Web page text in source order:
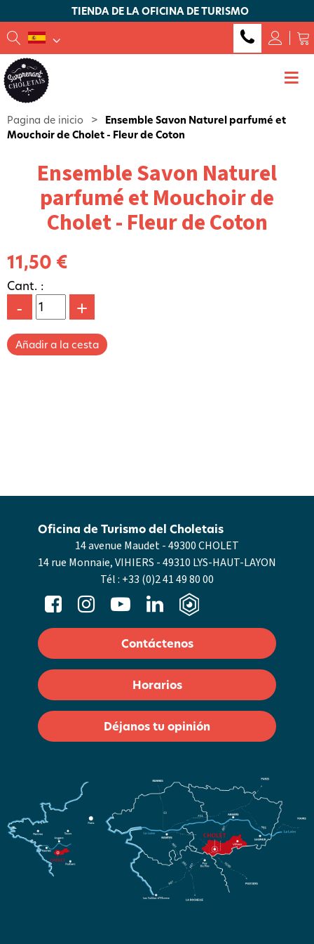
TIENDA DE LA OFICINA DE TURISMO
Pagina de inicio >
Ensemble Savon Naturel parfumé et
Mouchoir de Cholet - Fleur de Coton
Ensemble Savon Naturel
parfumé et Mouchoir de
Cholet - Fleur de Coton
11,50 €
Cant. :
- +
14 avenue Maudet - 49300 CHOLET
14 rue Monnaie, VIHIERS - 49310 LYS-HAUT-LAYON
Tél : +33 (0)2 41 49 80 00
Oficina de Turismo del Choletais
Contáctenos
Horarios
Déjanos tu opinión